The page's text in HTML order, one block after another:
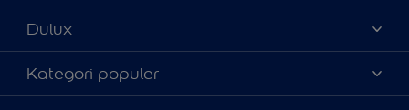
Dulux
Tentang Kami
Contact us
Kategori populer